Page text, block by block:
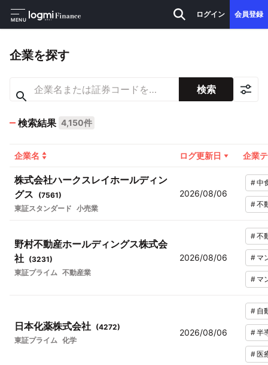
MENU
ログイン 会員登録
企業を探す
検索
検索結果 4,150件
企業名 ログ更新日 企業
株式会社ハークスレイホールディン
グス
(7561)
東証スタンダード 小売業
2026/08/06
#中
#不
野村不動産ホールディングス株式会
社 (3231)
東証プライム 不動産業
2026/08/06
#不
# マ
# マ
日本化薬株式会社 (4272)
東証プライム 化学
2026/08/06
# 自
#半
#医